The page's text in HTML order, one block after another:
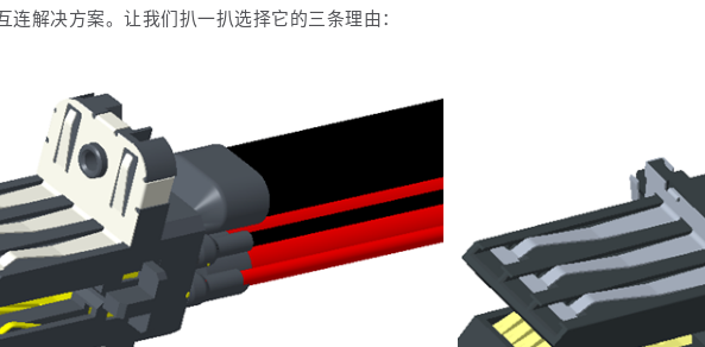
连解决方案。让我们扒一扒选择它的三条理由：